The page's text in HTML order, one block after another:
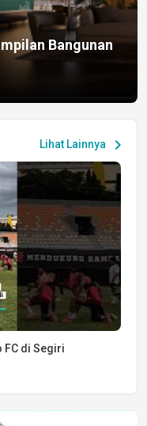
Bangunan
Lihat Lainnya chevron_right
FC di Segiri